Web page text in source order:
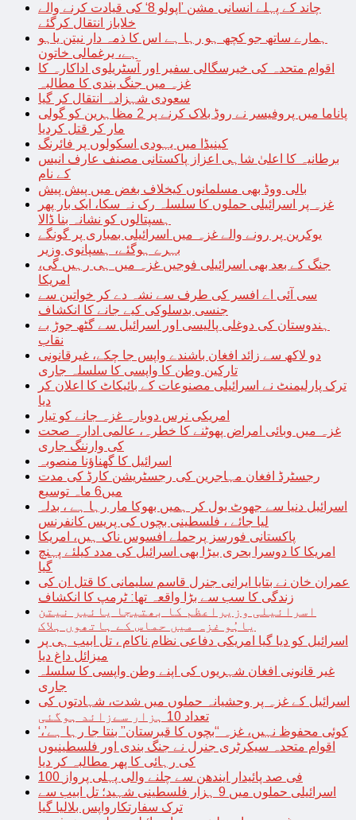
چاند کے پہلے انسانی مشن ’اپولو 8‘ کی قیادت کرنے والے
خلاباز انتقال کرگئے
ہمارے ساتھ جو کچھ ہو رہا ہے اس کا ذمہ دار نیتن یاہو
ہے، یرغمالی خاتون
اقوام متحدہ کی خیرسگالی سفیر اور آسٹریلوی اداکارہ کا
غزہ میں جنگ بندی کا مطالبہ
سعودی شہزادہ انتقال کر گیا
پاناما میں پروفیسر نے روڈ بلاک کرنے پر 2 مظاہرین کو گولی
مار کر قتل کردیا
کینیڈا میں یہودی اسکولوں پر فائرنگ
برطانیہ کا اعلیٰ شاہی اعزاز پاکستانی مصنف عارف انیس
کے نام
بالی ووڈ بھی مسلمانوں کیخلاف بغض میں پیش پیش
غزہ پر اسرائیلی حملوں کا سلسلہ رک نہ سکا، ایک بار پھر
ہسپتالوں کو نشانہ بنا ڈالا
یوکرین پر رونے والے غزہ میں اسرائیلی بمباری پر گونگے
بہرے ہوگئے، ہسپانوی وزیر
جنگ کے بعد بھی اسرائیلی فوجیں غزہ میں ہی رہیں گی،
امریکا
سی آئی اے افسر کی طرف سے نشہ دے کر خواتین سے
جنسی بدسلوکی کیے جانے کا انکشاف
ہندوستان کی دوغلی پالیسی اور اسرائیل سے گٹھ جوڑ بے
نقاب
دو لاکھ سے زائد افغان باشندے واپس جا چکے، غیرقانونی
تارکین وطن کا واپسی کا سلسلہ جاری
ترک پارلیمنٹ نے اسرائیلی مصنوعات کے بائیکاٹ کا اعلان کر
دیا
امریکی نرس دوبارہ غزہ جانے کو تیار
غزہ میں وبائی امراض پھوٹنے کا خطرہ، عالمی ادارہ صحت
کی وارننگ جاری
اسرائیل کا گھناؤنا منصوبہ
رجسٹرڈ افغان مہاجرین کی رجسٹریشن کارڈ کی مدت
میں6 ماہ توسیع
اسرائیل دنیا سے جھوٹ بول کر ہمیں بھوکا مار رہا ہے ، بدلہ
لیا جائے ، فلسطینی بچوں کی پریس کانفرنس
پاکستانی فورسز پرحملے افسوس ناک ہیں، امریکا
امریکا کا دوسرا بحری بیڑا بھی اسرائیل کی مدد کیلئے پہنچ
گیا
عمران خان نے بتایا ایرانی جنرل قاسم سلیمانی کا قتل ان کی
زندگی کا سب سے بڑا واقعہ تھا: ٹرمپ کا انکشاف
اسرائیلی وزیراعظم کا بھتیجا یائیر نیتن
یاہُو غزہ میں حماس کے ہاتھوں ہلاک
اسرائیل کو دیا گیا امریکی دفاعی نظام ناکام ، تل ابیب ہی پر
میزائل داغ دیا
غیر قانونی افغان شہریوں کی اپنے وطن واپسی کا سلسلہ
جاری
اسرائیل کے غزہ پر وحشیانہ حملوں میں شدت، شہادتوں کی
تعداد 10 ہزار سےزائد ہوگئی
‘کوئی محفوظ نہیں، غزہ “بچوں کا قبرستان” بنتا جا رہا ہے’،
اقوام متحدہ سیکرٹری جنرل نے جنگ بندی اور فلسطینیوں
کی رہائی کا پھر مطالبہ کر دیا
100 فی صد پائیدار ایندھن سے چلنے والی پہلی پرواز
اسرائیلی حملوں میں 9 ہزار فلسطینی شہید؛ تل ابیب سے
ترک سفارتکارواپس بلالیا گیا